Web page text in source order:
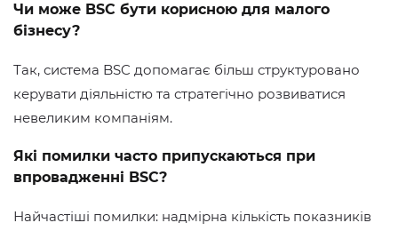
Чи може BSC бути корисною для малого
бізнесу?
Так, система BSC допомагає більш структуровано
керувати діяльністю та стратегічно розвиватися
невеликим компаніям.
Які помилки часто припускаються при
впровадженні BSC?
Найчастіші помилки: надмірна кількість показників